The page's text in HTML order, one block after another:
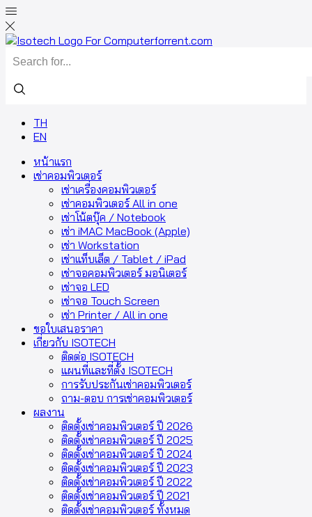
TH
EN
หน้าแรก
เช่าคอมพิวเตอร์
เช่าเครื่องคอมพิวเตอร์
เช่าคอมพิวเตอร์ All in one
เช่าโน้ตบุ๊ค / Notebook
เช่า iMAC MacBook (Apple)
เช่า Workstation
เช่าแท็บเล็ต / Tablet / iPad
เช่าจอคอมพิวเตอร์ มอนิเตอร์
เช่าจอ LED
เช่าจอ Touch Screen
เช่า Printer / All in one
ขอใบเสนอราคา
เกี่ยวกับ ISOTECH
ติดต่อ ISOTECH
แผนที่และที่ตั้ง ISOTECH
การรับประกันเช่าคอมพิวเตอร์
ถาม-ตอบ การเช่าคอมพิวเตอร์
ผลงาน
ติดตั้งเช่าคอมพิวเตอร์ ปี 2026
ติดตั้งเช่าคอมพิวเตอร์ ปี 2025
ติดตั้งเช่าคอมพิวเตอร์ ปี 2024
ติดตั้งเช่าคอมพิวเตอร์ ปี 2023
ติดตั้งเช่าคอมพิวเตอร์ ปี 2022
ติดตั้งเช่าคอมพิวเตอร์ ปี 2021
ติดตั้งเช่าคอมพิวเตอร์ ทั้งหมด